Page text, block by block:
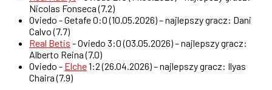
Nicolas Fonseca (7.2)
Oviedo - Getafe 0:0 (10.05.2026) – najlepszy gracz: Dani
Calvo (7.7)
Real Betis - Oviedo 3:0 (03.05.2026) – najlepszy gracz:
Alberto Reina (7.0)
Oviedo - Elche1:2 (26.04.2026) – najlepszy gracz: Ilyas
Chaira (7.9)